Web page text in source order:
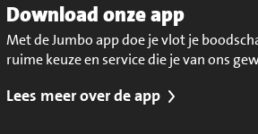
Download onze app
Met de Jumbo app doe je vlot je
ruime keuze en service die je van ons
Lees meer over de app